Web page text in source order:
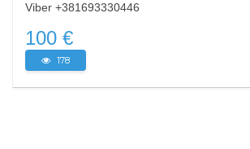
Viber +381693330446
100 €
178